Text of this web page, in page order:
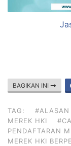
BAGIKAN INI
TAG: #ALASAN
MEREK HKI
PENDAFTARAN
MEREK HKI